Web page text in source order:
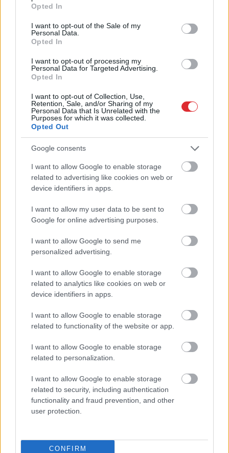
use your data for below specified purposes in below Google
consent section.
Opted In
I want to opt-out of the Sale of my
Personal Data.
Opted In
I want to opt-out of processing my
Personal Data for Targeted Advertising.
Opted In
I want to opt-out of Collection, Use,
Retention, Sale, and/or Sharing of my
Personal Data that Is Unrelated with the
Purposes for which it was collected.
Opted Out
Google consents
I want to allow Google to enable storage
related to advertising like cookies on web or
device identifiers in apps.
I want to allow my user data to be sent to
Google for online advertising purposes.
I want to allow Google to send me
personalized advertising.
I want to allow Google to enable storage
related to analytics like cookies on web or
device identifiers in apps.
I want to allow Google to enable storage
related to functionality of the website or app.
I want to allow Google to enable storage
related to personalization.
I want to allow Google to enable storage
related to security, including authentication
functionality and fraud prevention, and other
user protection.
CONFIRM
virtuvē, nevis uz skatuves!”
Elita Mīlgrāve ļāvusies
negaidīti erotiskai skatuves
deja ar Eirovīzijas zvaigzni
Vai darbs no 9.00 līdz
17.00 jūs tracina?
Numerologi izceļ četrus
kuru īpašniekiem
brīvība ir īpaši svarīga
“Esneesmu muļķe!”
Elīna Didrihsone atklāj,
par viņu tiek runāts
Horoskopi7. augustam.
Šodien vislabāk par tevi
runās paveiktais, tāpēc nav
skaidrot
Atcelt Ziņot